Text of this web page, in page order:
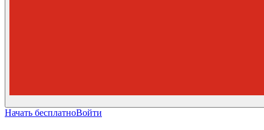
Начать бесплатноВойти